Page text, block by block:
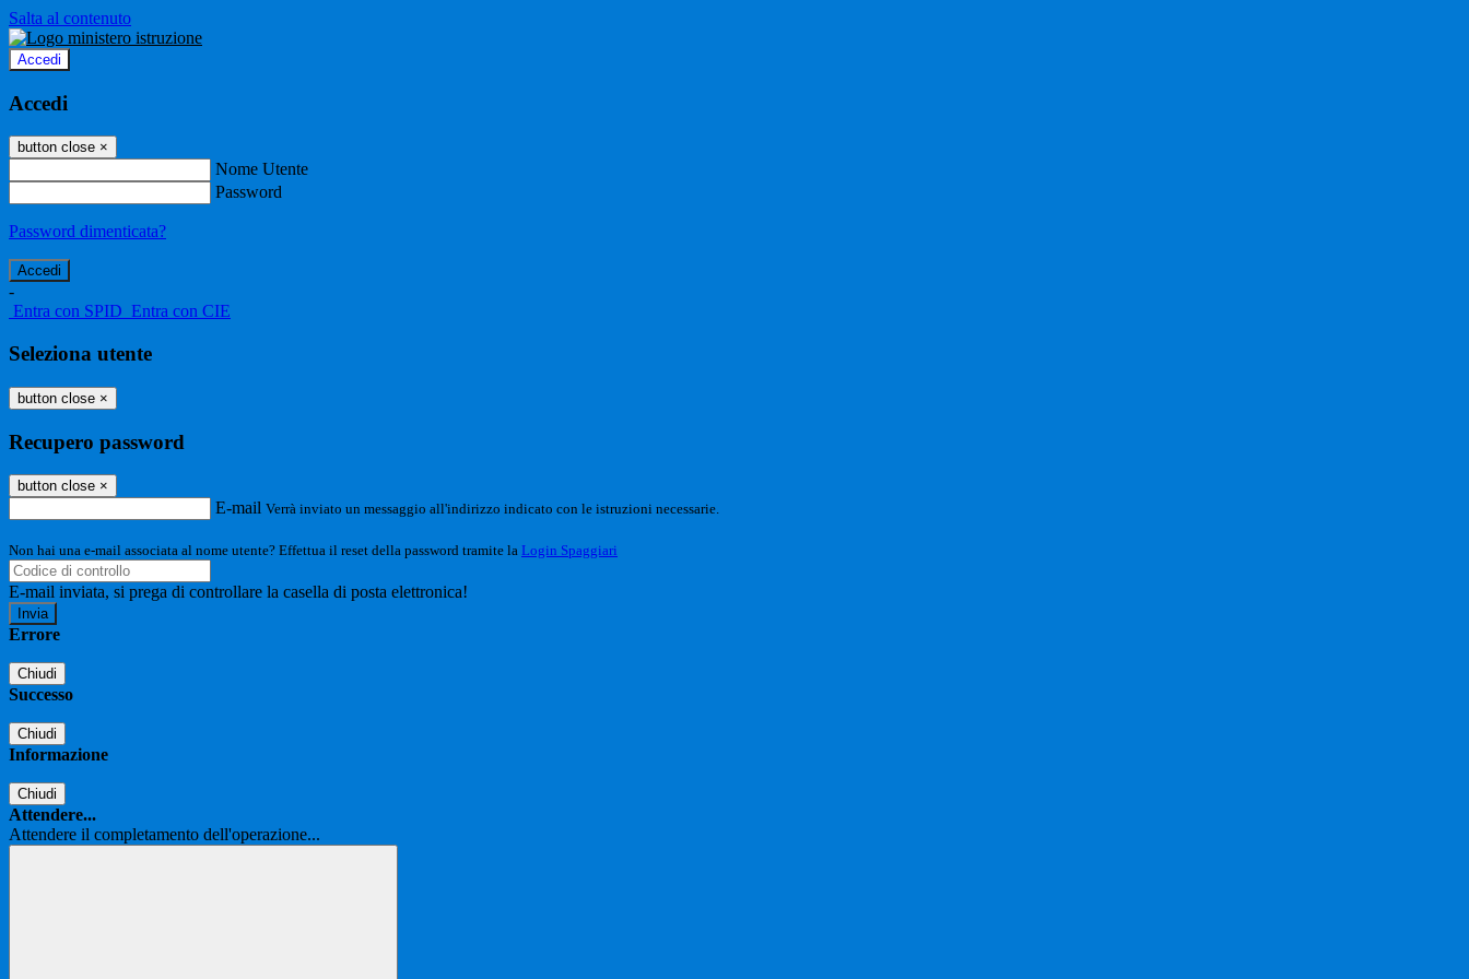
Salta al contenuto
Accedi
Accedi
button close ×
Nome Utente
Password
Password dimenticata?
-
Entra con SPID Entra con CIE
Seleziona utente
button close ×
Recupero password
button close ×
E-mail Verrà inviato un messaggio all'indirizzo indicato con le istruzioni necessarie.
Non hai una e-mail associata al nome utente? Effettua il reset della password tramite la Login Spaggiari
E-mail inviata, si prega di controllare la casella di posta elettronica!
Errore
Chiudi
Successo
Chiudi
Informazione
Chiudi
Attendere...
Attendere il completamento dell'operazione...